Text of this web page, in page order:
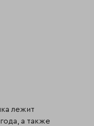
лежит
а также